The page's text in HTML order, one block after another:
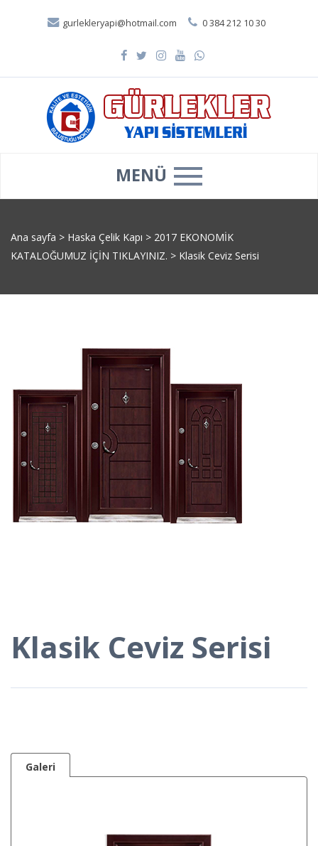
gurlekleryapi@hotmail.com 0 384 212 10 30
MENÜ
Ana sayfa > Haska Çelik Kapı > 2017 EKONOMİK
KATALOĞUMUZ İÇİN TIKLAYINIZ. > Klasik Ceviz Serisi
Klasik Ceviz Serisi
Galeri